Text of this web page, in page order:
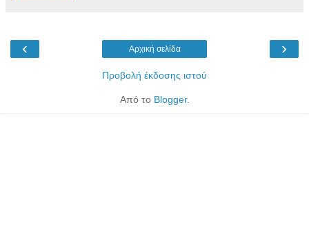
‹ ›
Αρχική σελίδα
Προβολή έκδοσης ιστού
Από το Blogger.